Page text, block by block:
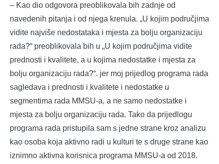
– Kao dio odgovora preoblikovala bih zadnje od
navedenih pitanja i od njega krenula. „U kojim područjima
vidite najviše nedostataka i mjesta za bolju organizaciju
rada?“ preoblikovala bih u „U kojim područjima vidite
prednosti i kvalitete, a u kojima nedostatke i mjesta za
bolju organizaciju rada?“. jer moj prijedlog programa rada
sagledava i prednosti i kvalitete i nedostatke u
segmentima rada MMSU-a, a ne samo nedostatke i
mjesta za bolju organizaciju rada. Tako da prijedlogu
programa rada pristupila sam s jedne strane kroz analizu
kao osoba koja aktivno radi u kulturi te s druge strane kao
iznimno aktivna korisnica programa MMSU-a od 2018.